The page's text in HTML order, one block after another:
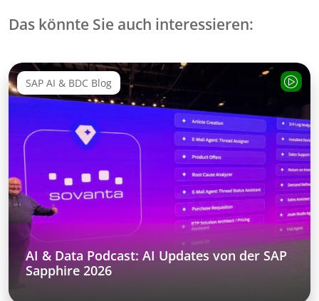
Das könnte Sie auch interessieren:
SAP AI & BDC Blog
AI & Data Podcast: AI Updates von der SAP
Sapphire 2026